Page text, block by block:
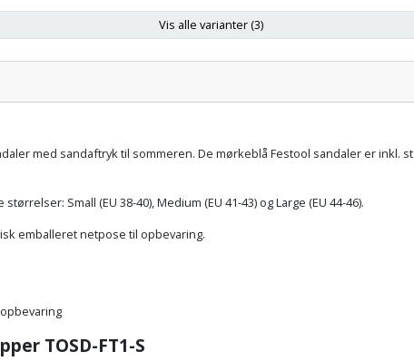
135,00 kr.
Vis alle varianter (3)
Skostørrelse:
Pris:
med sandaftryk til sommeren. De mørkeblå Festool sandaler er
Small (EU 38-40), Medium (EU 41-43) og Large (EU 44-46).
emballeret netpose til opbevaring.
TOSD-FT1-S